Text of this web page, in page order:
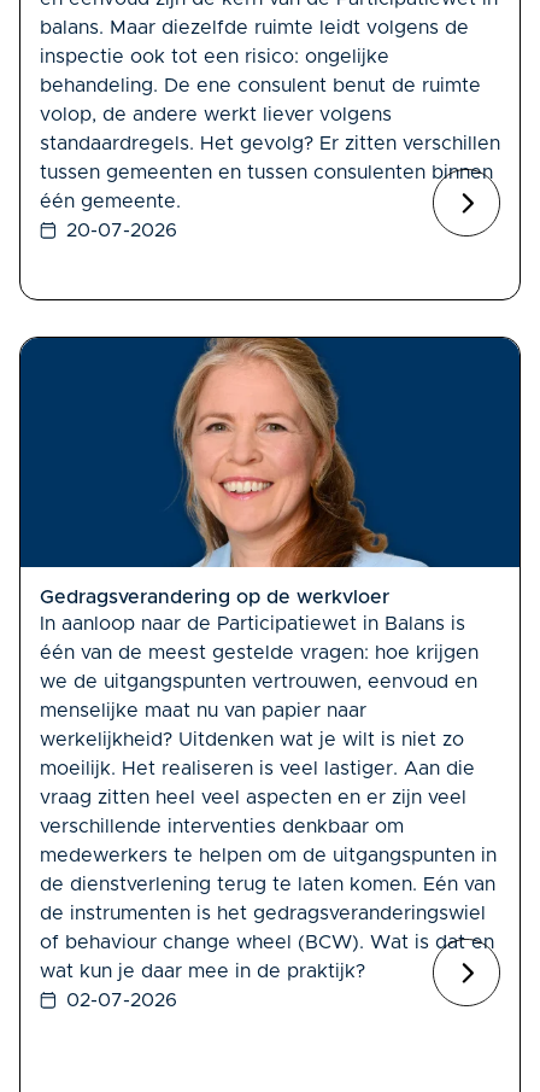
balans. Maar diezelfde ruimte leidt volgens de
inspectie ook tot een risico: ongelijke
behandeling. De ene consulent benut de ruimte
volop, de andere werkt liever volgens
standaardregels. Het gevolg? Er zitten verschillen
tussen gemeenten en tussen consulenten binnen
één gemeente.
20-07-2026
Gedragsverandering op de werkvloer
In aanloop naar de Participatiewet in Balans is
één van de meest gestelde vragen: hoe krijgen
we de uitgangspunten vertrouwen, eenvoud en
menselijke maat nu van papier naar
werkelijkheid? Uitdenken wat je wilt is niet zo
moeilijk. Het realiseren is veel lastiger. Aan die
vraag zitten heel veel aspecten en er zijn veel
verschillende interventies denkbaar om
medewerkers te helpen om de uitgangspunten in
de dienstverlening terug te laten komen. Eén van
de instrumenten is het gedragsveranderingswiel
of behaviour change wheel (BCW). Wat is dat en
wat kun je daar mee in de praktijk?
02-07-2026